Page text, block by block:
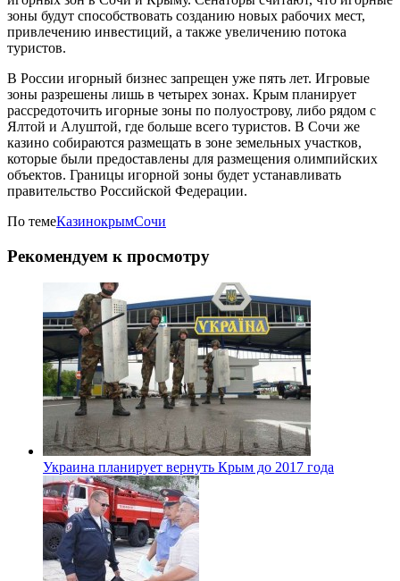
зоны будут способствовать созданию новых рабочих мест,
привлечению инвестиций, а также увеличению потока
туристов.
В России игорный бизнес запрещен уже пять лет. Игровые
зоны разрешены лишь в четырех зонах. Крым планирует
рассредоточить игорные зоны по полуострову, либо рядом с
Ялтой и Алуштой, где больше всего туристов. В Сочи же
казино собираются размещать в зоне земельных участков,
которые были предоставлены для размещения олимпийских
объектов. Границы игорной зоны будет устанавливать
правительство Российской Федерации.
По темеКазинокрымСочи
Рекомендуем к просмотру
Украина планирует вернуть Крым до 2017 года